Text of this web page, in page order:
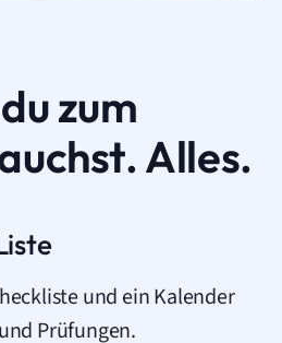
zum
Alles.
und ein Kalender
Prüfungen.